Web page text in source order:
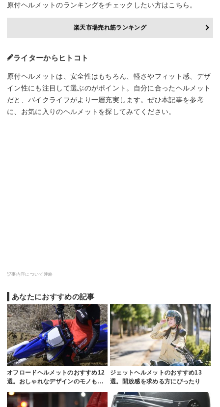
原付ヘルメットのランキングをチェックしたい方はこちら。
楽天市場売れ筋ランキング
ライターからヒトコト
原付ヘルメットは、安全性はもちろん、軽さやフィット感、デザ
イン性にも注目して選ぶのがポイント。自分に合ったヘルメット
だと、バイクライフがより一層充実します。ぜひ本記事を参考
に、お気に入りのヘルメットを探してみてください。
記事内容について連絡
あなたにおすすめの記事
オフロードヘルメットのおすすめ12
選。おしゃれなデザインのモノも…
ジェットヘルメットのおすすめ13
選。開放感を求める方にぴったり